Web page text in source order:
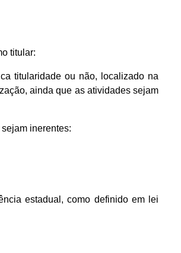
titular:
titularidade ou não, localizado na
ainda que as atividades sejam
inerentes:
estadual, como definido em lei